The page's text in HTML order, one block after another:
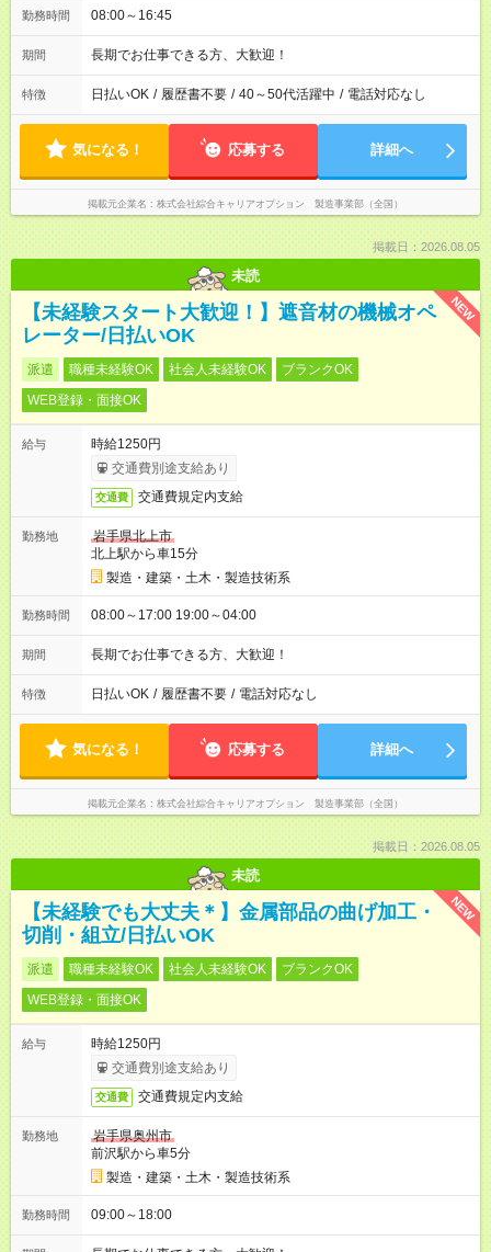
勤務時間 08:00～16:45
期間 長期でお仕事できる方、大歓迎！
特徴 日払いOK / 履歴書不要 / 40～50代活躍中 / 電話対応なし
気になる！ 応募する 詳細へ
掲載元企業名 株式会社綜合キャリアオプション 製造事業部（全国）
掲載日：2026.08.05
未読
NEW
【未経験スタート大歓迎！】遮音材の機械オペ
レーター/日払いOK
派遣 職種未経験OK 社会人未経験OK
ブランクOK
WEB登録・面接OK
給与
時給1250円
交通費別途支給あり
交通費 交通費規定内支給
勤務地
岩手県北上市
北上駅から車15分
製造・建築・土木・製造技術系
勤務時間 08:00～17:00 19:00～04:00
期間 長期でお仕事できる方、大歓迎！
特徴 日払いOK / 履歴書不要 / 電話対応なし
気になる！ 応募する 詳細へ
掲載元企業名 株式会社綜合キャリアオプション 製造事業部（全国）
掲載日：2026.08.05
未読
NEW
【未経験でも大丈夫＊】金属部品の曲げ加工・
切削・組立/日払いOK
派遣 職種未経験OK 社会人未経験OK
ブランクOK
WEB登録・面接OK
給与
時給1250円
交通費別途支給あり
交通費 交通費規定内支給
勤務地
岩手県奥州市
前沢駅から車5分
製造・建築・土木・製造技術系
勤務時間 09:00～18:00